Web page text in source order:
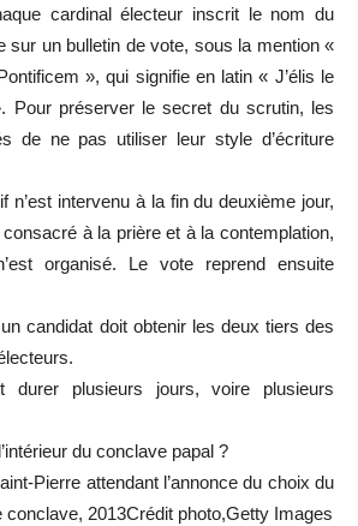
cardinal électeur inscrit le nom du
sur un bulletin de vote, sous la mention «
», qui signifie en latin « J’élis le
Pour préserver le secret du scrutin, les
de ne pas utiliser leur style d’écriture
n’est intervenu à la fin du deuxième jour,
à la prière et à la contemplation,
organisé. Le vote reprend ensuite
candidat doit obtenir les deux tiers des
durer plusieurs jours, voire plusieurs
du conclave papal ?
Pierre attendant l’annonce du choix du
conclave, 2013Crédit photo,Getty Images